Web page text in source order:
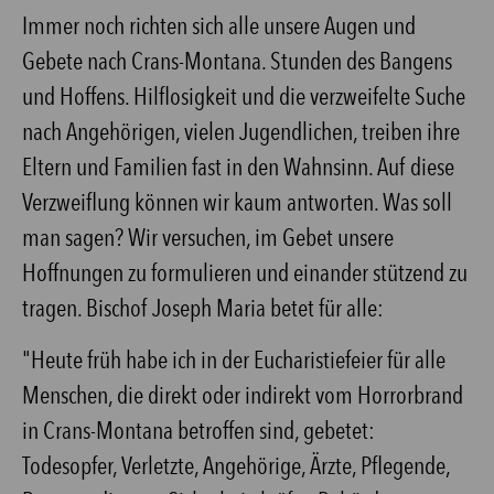
Immer noch richten sich alle unsere Augen und
Gebete nach Crans-Montana. Stunden des Bangens
und Hoffens. Hilflosigkeit und die verzweifelte Suche
nach Angehörigen, vielen Jugendlichen, treiben ihre
Eltern und Familien fast in den Wahnsinn. Auf diese
Verzweiflung können wir kaum antworten. Was soll
man sagen? Wir versuchen, im Gebet unsere
Hoffnungen zu formulieren und einander stützend zu
tragen. Bischof Joseph Maria betet für alle:
"Heute früh habe ich in der Eucharistiefeier für alle
Menschen, die direkt oder indirekt vom Horrorbrand
in Crans-Montana betroffen sind, gebetet:
Todesopfer, Verletzte, Angehörige, Ärzte, Pflegende,